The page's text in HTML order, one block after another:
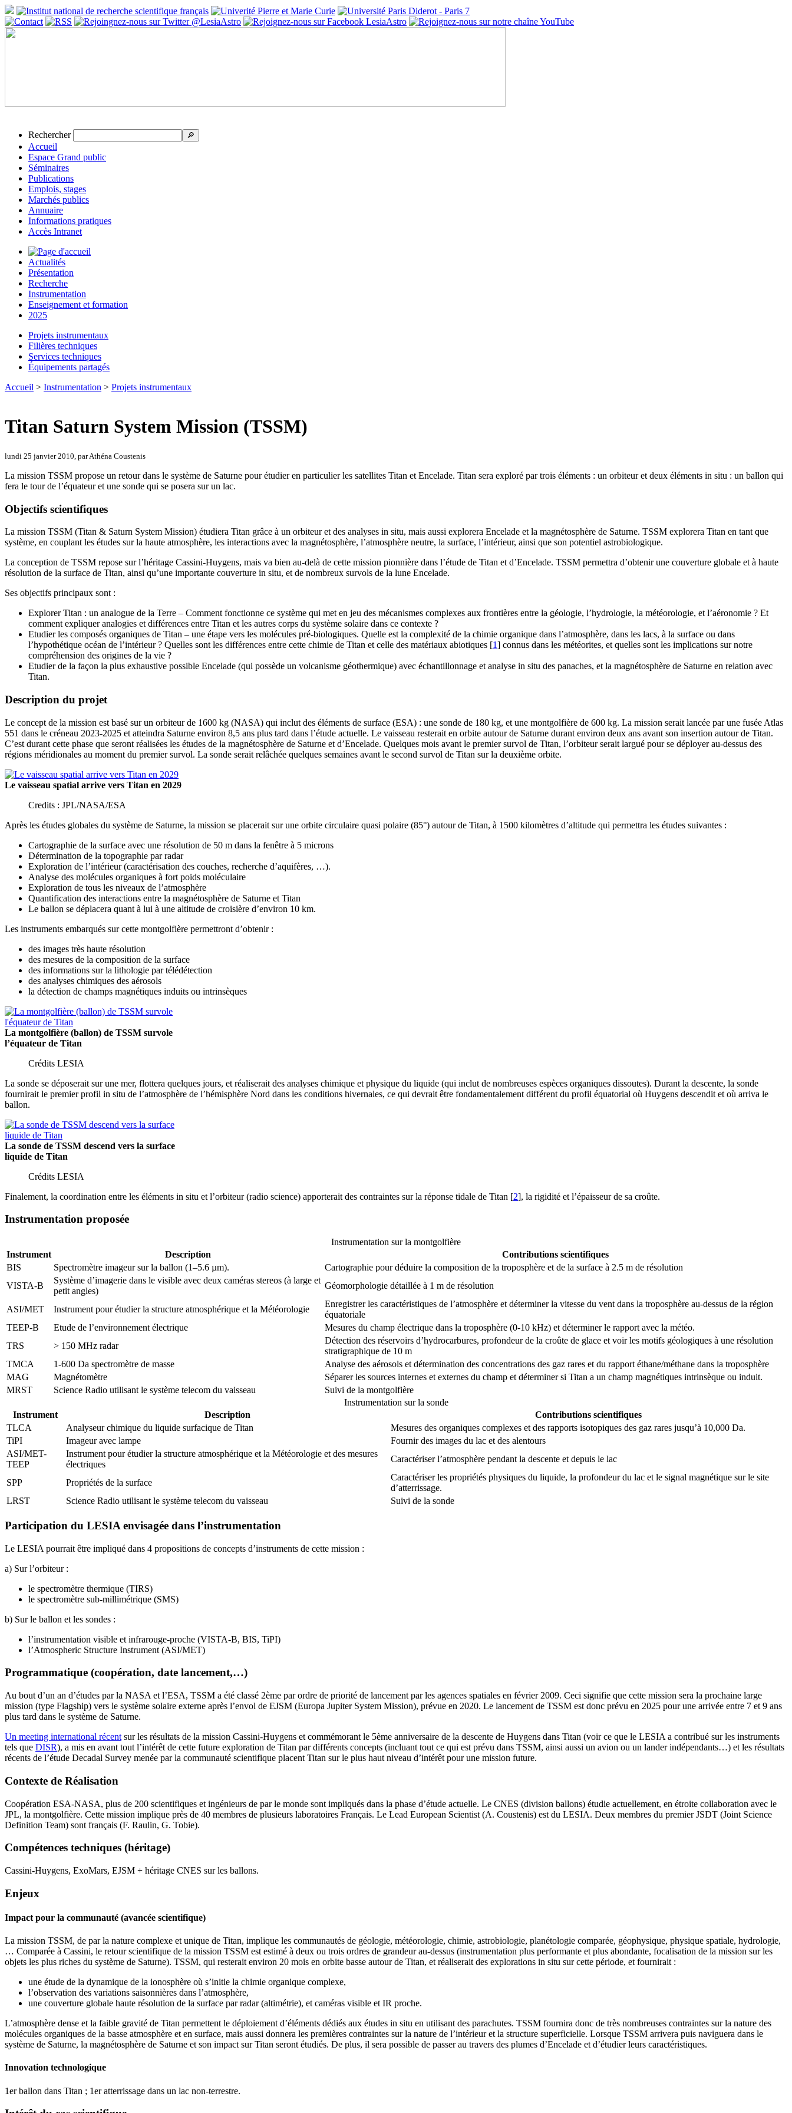
Rechercher 🔎
Accueil
Espace Grand public
Séminaires
Publications
Emplois, stages
Marchés publics
Annuaire
Informations pratiques
Accès Intranet
Actualités
Présentation
Recherche
Instrumentation
Enseignement et formation
2025
Projets instrumentaux
Filières techniques
Services techniques
Équipements partagés
Accueil > Instrumentation > Projets instrumentaux
Titan Saturn System Mission (TSSM)
lundi 25 janvier 2010, par Athéna Coustenis
La mission TSSM propose un retour dans le système de Saturne pour étudier en particulier les satellites Titan et Encelade. Titan sera exploré par trois éléments : un orbiteur et deux éléments in situ : un ballon qui
fera le tour de l’équateur et une sonde qui se posera sur un lac.
Objectifs scientifiques
La mission TSSM (Titan & Saturn System Mission) étudiera Titan grâce à un orbiteur et des analyses in situ, mais aussi explorera Encelade et la magnétosphère de Saturne. TSSM explorera Titan en tant que
système, en couplant les études sur la haute atmosphère, les interactions avec la magnétosphère, l’atmosphère neutre, la surface, l’intérieur, ainsi que son potentiel astrobiologique.
La conception de TSSM repose sur l’héritage Cassini-Huygens, mais va bien au-delà de cette mission pionnière dans l’étude de Titan et d’Encelade. TSSM permettra d’obtenir une couverture globale et à haute
résolution de la surface de Titan, ainsi qu’une importante couverture in situ, et de nombreux survols de la lune Encelade.
Ses objectifs principaux sont :
Explorer Titan : un analogue de la Terre – Comment fonctionne ce système qui met en jeu des mécanismes complexes aux frontières entre la géologie, l’hydrologie, la météorologie, et l’aéronomie ? Et
comment expliquer analogies et différences entre Titan et les autres corps du système solaire dans ce contexte ?
Etudier les composés organiques de Titan – une étape vers les molécules pré-biologiques. Quelle est la complexité de la chimie organique dans l’atmosphère, dans les lacs, à la surface ou dans
l’hypothétique océan de l’intérieur ? Quelles sont les différences entre cette chimie de Titan et celle des matériaux abiotiques [1] connus dans les météorites, et quelles sont les implications sur notre
compréhension des origines de la vie ?
Etudier de la façon la plus exhaustive possible Encelade (qui possède un volcanisme géothermique) avec échantillonnage et analyse in situ des panaches, et la magnétosphère de Saturne en relation avec
Titan.
Description du projet
Le concept de la mission est basé sur un orbiteur de 1600 kg (NASA) qui inclut des éléments de surface (ESA) : une sonde de 180 kg, et une montgolfière de 600 kg. La mission serait lancée par une fusée Atlas
551 dans le créneau 2023-2025 et atteindra Saturne environ 8,5 ans plus tard dans l’étude actuelle. Le vaisseau resterait en orbite autour de Saturne durant environ deux ans avant son insertion autour de Titan.
C’est durant cette phase que seront réalisées les études de la magnétosphère de Saturne et d’Encelade. Quelques mois avant le premier survol de Titan, l’orbiteur serait largué pour se déployer au-dessus des
régions méridionales au moment du premier survol. La sonde serait relâchée quelques semaines avant le second survol de Titan sur la deuxième orbite.
Le vaisseau spatial arrive vers Titan en 2029
Credits : JPL/NASA/ESA
Après les études globales du système de Saturne, la mission se placerait sur une orbite circulaire quasi polaire (85°) autour de Titan, à 1500 kilomètres d’altitude qui permettra les études suivantes :
Cartographie de la surface avec une résolution de 50 m dans la fenêtre à 5 microns
Détermination de la topographie par radar
Exploration de l’intérieur (caractérisation des couches, recherche d’aquifères, …).
Analyse des molécules organiques à fort poids moléculaire
Exploration de tous les niveaux de l’atmosphère
Quantification des interactions entre la magnétosphère de Saturne et Titan
Le ballon se déplacera quant à lui à une altitude de croisière d’environ 10 km.
Les instruments embarqués sur cette montgolfière permettront d’obtenir :
des images très haute résolution
des mesures de la composition de la surface
des informations sur la lithologie par télédétection
des analyses chimiques des aérosols
la détection de champs magnétiques induits ou intrinsèques
La montgolfière (ballon) de TSSM survole
l’équateur de Titan
Crédits LESIA
La sonde se déposerait sur une mer, flottera quelques jours, et réaliserait des analyses chimique et physique du liquide (qui inclut de nombreuses espèces organiques dissoutes). Durant la descente, la sonde
fournirait le premier profil in situ de l’atmosphère de l’hémisphère Nord dans les conditions hivernales, ce qui devrait être fondamentalement différent du profil équatorial où Huygens descendit et où arriva le
ballon.
La sonde de TSSM descend vers la surface
liquide de Titan
Crédits LESIA
Finalement, la coordination entre les éléments in situ et l’orbiteur (radio science) apporterait des contraintes sur la réponse tidale de Titan [2], la rigidité et l’épaisseur de sa croûte.
Instrumentation proposée
Instrumentation sur la montgolfière
Instrument
Description
Contributions scientifiques
BIS
Spectromètre imageur sur la ballon (1–5.6 µm).
Cartographie pour déduire la composition de la troposphère et de la surface à 2.5 m de résolution
VISTA-B
Système d’imagerie dans le visible avec deux caméras stereos (à large et
petit angles)
Géomorphologie détaillée à 1 m de résolution
ASI/MET Instrument pour étudier la structure atmosphérique et la Météorologie
Enregistrer les caractéristiques de l’atmosphère et déterminer la vitesse du vent dans la troposphère au-dessus de la région
équatoriale
TEEP-B
Etude de l’environnement électrique
Mesures du champ électrique dans la troposphère (0-10 kHz) et déterminer le rapport avec la météo.
TRS
> 150 MHz radar
Détection des réservoirs d’hydrocarbures, profondeur de la croûte de glace et voir les motifs géologiques à une résolution
stratigraphique de 10 m
TMCA
1-600 Da spectromètre de masse
Analyse des aérosols et détermination des concentrations des gaz rares et du rapport éthane/méthane dans la troposphère
MAG
Magnétomètre
Séparer les sources internes et externes du champ et déterminer si Titan a un champ magnétiques intrinsèque ou induit.
MRST
Science Radio utilisant le système telecom du vaisseau
Suivi de la montgolfière
Instrumentation sur la sonde
Instrument
Description
Contributions scientifiques
TLCA
Analyseur chimique du liquide surfacique de Titan
Mesures des organiques complexes et des rapports isotopiques des gaz rares jusqu’à 10,000 Da.
TiPI
Imageur avec lampe
Fournir des images du lac et des alentours
ASI/MET-
TEEP
Instrument pour étudier la structure atmosphérique et la Météorologie et des mesures
électriques
Caractériser l’atmosphère pendant la descente et depuis le lac
SPP Propriétés de la surface
Caractériser les propriétés physiques du liquide, la profondeur du lac et le signal magnétique sur le site
d’atterrissage.
LRST
Science Radio utilisant le système telecom du vaisseau Suivi de la sonde
Participation du LESIA envisagée dans l’instrumentation
Le LESIA pourrait être impliqué dans 4 propositions de concepts d’instruments de cette mission :
a) Sur l’orbiteur :
le spectromètre thermique (TIRS)
le spectromètre sub-millimétrique (SMS)
b) Sur le ballon et les sondes :
l’instrumentation visible et infrarouge-proche (VISTA-B, BIS, TiPI)
l’Atmospheric Structure Instrument (ASI/MET)
Programmatique (coopération, date lancement,…)
Au bout d’un an d’études par la NASA et l’ESA, TSSM a été classé 2ème par ordre de priorité de lancement par les agences spatiales en février 2009. Ceci signifie que cette mission sera la prochaine large
mission (type Flagship) vers le système solaire externe après l’envol de EJSM (Europa Jupiter System Mission), prévue en 2020. Le lancement de TSSM est donc prévu en 2025 pour une arrivée entre 7 et 9 ans
plus tard dans le système de Saturne.
Un meeting international récent sur les résultats de la mission Cassini-Huygens et commémorant le 5ème anniversaire de la descente de Huygens dans Titan (voir ce que le LESIA a contribué sur les instruments
tels que DISR), a mis en avant tout l’intérêt de cette future exploration de Titan par différents concepts (incluant tout ce qui est prévu dans TSSM, ainsi aussi un avion ou un lander indépendants…) et les résultats
récents de l’étude Decadal Survey menée par la communauté scientifique placent Titan sur le plus haut niveau d’intérêt pour une mission future.
Contexte de Réalisation
Coopération ESA-NASA, plus de 200 scientifiques et ingénieurs de par le monde sont impliqués dans la phase d’étude actuelle. Le CNES (division ballons) étudie actuellement, en étroite collaboration avec le
JPL, la montgolfière. Cette mission implique près de 40 membres de plusieurs laboratoires Français. Le Lead European Scientist (A. Coustenis) est du LESIA. Deux membres du premier JSDT (Joint Science
Definition Team) sont français (F. Raulin, G. Tobie).
Compétences techniques (héritage)
Cassini-Huygens, ExoMars, EJSM + héritage CNES sur les ballons.
Enjeux
Impact pour la communauté (avancée scientifique)
La mission TSSM, de par la nature complexe et unique de Titan, implique les communautés de géologie, météorologie, chimie, astrobiologie, planétologie comparée, géophysique, physique spatiale, hydrologie,
… Comparée à Cassini, le retour scientifique de la mission TSSM est estimé à deux ou trois ordres de grandeur au-dessus (instrumentation plus performante et plus abondante, focalisation de la mission sur les
objets les plus riches du système de Saturne). TSSM, qui resterait environ 20 mois en orbite basse autour de Titan, et réaliserait des explorations in situ sur cette période, et fournirait :
une étude de la dynamique de la ionosphère où s’initie la chimie organique complexe,
l’observation des variations saisonnières dans l’atmosphère,
une couverture globale haute résolution de la surface par radar (altimétrie), et caméras visible et IR proche.
L’atmosphère dense et la faible gravité de Titan permettent le déploiement d’éléments dédiés aux études in situ en utilisant des parachutes. TSSM fournira donc de très nombreuses contraintes sur la nature des
molécules organiques de la basse atmosphère et en surface, mais aussi donnera les premières contraintes sur la nature de l’intérieur et la structure superficielle. Lorsque TSSM arrivera puis naviguera dans le
système de Saturne, la magnétosphère de Saturne et son impact sur Titan seront étudiés. De plus, il sera possible de passer au travers des plumes d’Encelade et d’étudier leurs caractéristiques.
Innovation technologique
1er ballon dans Titan ; 1er atterrissage dans un lac non-terrestre.